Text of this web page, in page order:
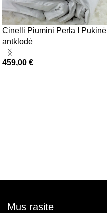
Cinelli Piumini Perla I Pūkinė
antklodė
459,00 €
Mus rasite